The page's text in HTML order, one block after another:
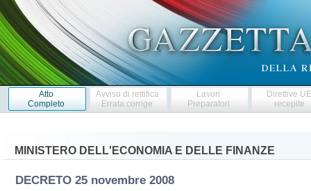
Atto
Completo
Avviso di rettifica
Errata corrige
Lavori
Preparatori
Direttive
recepite
MINISTERO DELL'ECONOMIA E DELLE FINANZE
DECRETO 25 novembre 2008